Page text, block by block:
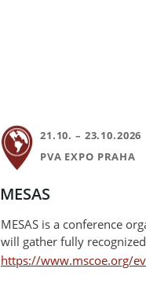
21.10. – 23.10.2026
PVA EXPO PRAHA
MESAS
MESAS is a conference
will gather fully
https://www.mscoe.org/